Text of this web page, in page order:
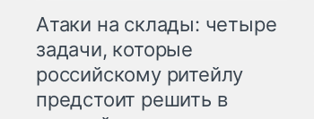
Атаки на склады: четыре
задачи, которые
российскому ритейлу
предстоит решить в